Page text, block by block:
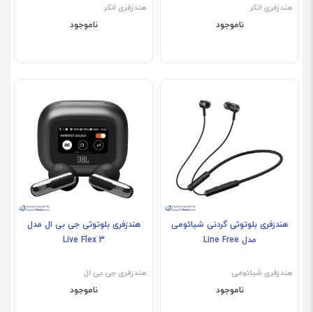
هندزفری انکر
ناموجود
هندزفری انکر
ناموجود
هندزفری بلوتوثی گردنی شیائومی
مدل Line Free
هندزفری شیائومی
ناموجود
هندزفری بلوتوثی جی بی ال مدل
Live Flex 3
هندزفری جی بی ال
ناموجود